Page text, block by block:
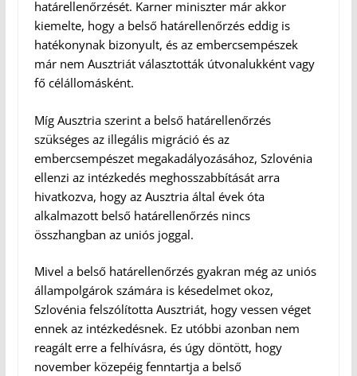
határellenőrzését. Karner miniszter már akkor
kiemelte, hogy a belső határellenőrzés eddig is
hatékonynak bizonyult, és az embercsempészek
már nem Ausztriát választották útvonalukként vagy
fő célállomásként.
Míg Ausztria szerint a belső határellenőrzés
szükséges az illegális migráció és az
embercsempészet megakadályozásához, Szlovénia
ellenzi az intézkedés meghosszabbítását arra
hivatkozva, hogy az Ausztria által évek óta
alkalmazott belső határellenőrzés nincs
összhangban az uniós joggal.
Mivel a belső határellenőrzés gyakran még az uniós
állampolgárok számára is késedelmet okoz,
Szlovénia felszólította Ausztriát, hogy vessen véget
ennek az intézkedésnek. Ez utóbbi azonban nem
reagált erre a felhívásra, és úgy döntött, hogy
november közepéig fenntartja a belső